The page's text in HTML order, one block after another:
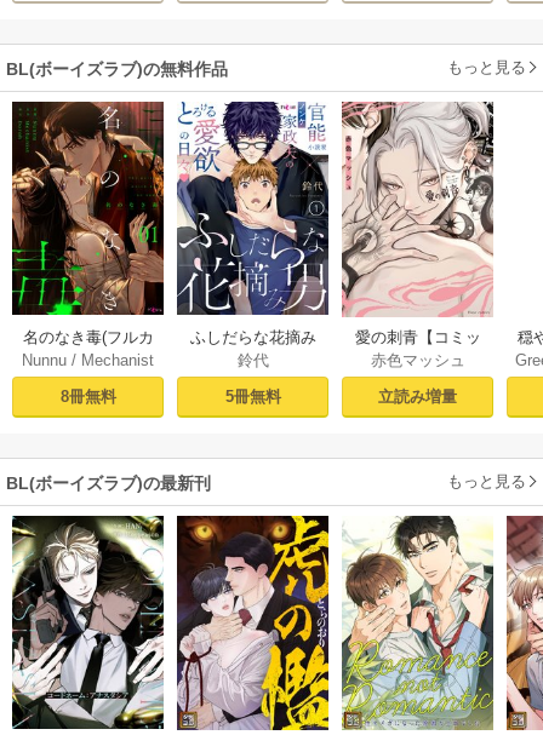
BL(ボーイズラブ)の無料作品 もっと見る
名のなき毒(フルカ
ラー) 1巻
Nunnu / Mechanist
Doroh
8冊無料
ふしだらな花摘み
男 1巻
鈴代
5冊無料
愛の刺青【コミッ
クシーモア限定
版】
赤色マッシュ
立読み増量
穏
BL(ボーイズラブ)の最新刊 もっと見る